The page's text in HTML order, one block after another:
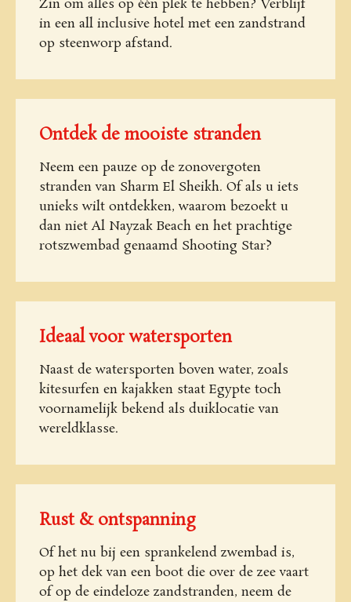
Zin om alles op één plek te hebben? Verblijf
in een all inclusive hotel met een zandstrand
op steenworp afstand.
Ontdek de mooiste stranden
Neem een pauze op de zonovergoten
stranden van Sharm El Sheikh. Of als u iets
unieks wilt ontdekken, waarom bezoekt u
dan niet Al Nayzak Beach en het prachtige
rotszwembad genaamd Shooting Star?
Ideaal voor watersporten
Naast de watersporten boven water, zoals
kitesurfen en kajakken staat Egypte toch
voornamelijk bekend als duiklocatie van
wereldklasse.
Rust & ontspanning
Of het nu bij een sprankelend zwembad is,
op het dek van een boot die over de zee vaart
of op de eindeloze zandstranden, neem de